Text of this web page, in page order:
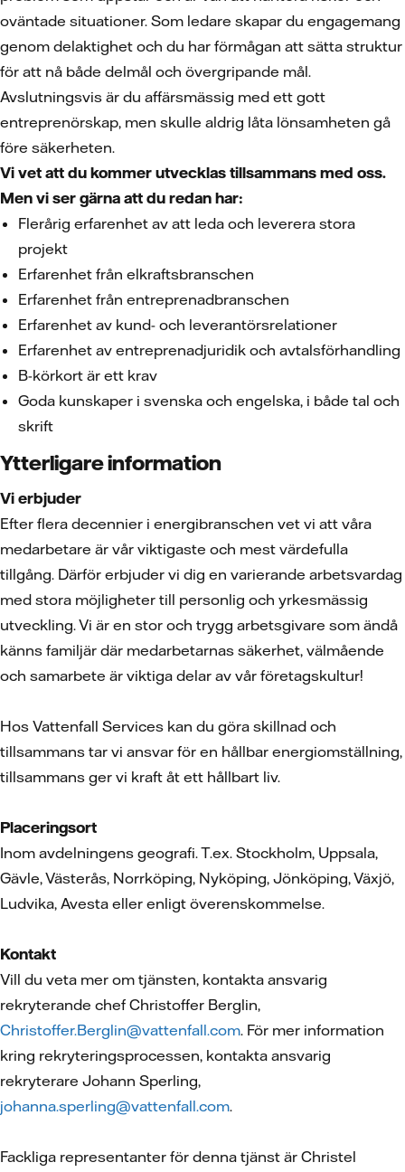
oväntade situationer. Som ledare skapar du engagemang
genom delaktighet och du har förmågan att sätta struktur
för att nå både delmål och övergripande mål.
Avslutningsvis är du affärsmässig med ett gott
entreprenörskap, men skulle aldrig låta lönsamheten gå
före säkerheten.
Vi vet att du kommer utvecklas tillsammans med oss.
Men vi ser gärna att du redan har:
Flerårig erfarenhet av att leda och leverera stora
projekt
Erfarenhet från elkraftsbranschen
Erfarenhet från entreprenadbranschen
Erfarenhet av kund- och leverantörsrelationer
Erfarenhet av entreprenadjuridik och avtalsförhandling
B-körkort är ett krav
Goda kunskaper i svenska och engelska, i både tal och
skrift
Ytterligare information
Vi erbjuder
Efter flera decennier i energibranschen vet vi att våra
medarbetare är vår viktigaste och mest värdefulla
tillgång. Därför erbjuder vi dig en varierande arbetsvardag
med stora möjligheter till personlig och yrkesmässig
utveckling. Vi är en stor och trygg arbetsgivare som ändå
känns familjär där medarbetarnas säkerhet, välmående
och samarbete är viktiga delar av vår företagskultur!
Hos Vattenfall Services kan du göra skillnad och
tillsammans tar vi ansvar för en hållbar energiomställning,
tillsammans ger vi kraft åt ett hållbart liv.
Placeringsort
Inom avdelningens geografi. T.ex. Stockholm, Uppsala,
Gävle, Västerås, Norrköping, Nyköping, Jönköping, Växjö,
Ludvika, Avesta eller enligt överenskommelse.
Kontakt
Vill du veta mer om tjänsten, kontakta ansvarig
rekryterande chef Christoffer Berglin,
Christoffer.Berglin@vattenfall.com. För mer information
kring rekryteringsprocessen, kontakta ansvarig
rekryterare Johann Sperling,
johanna.sperling@vattenfall.com.
Fackliga representanter för denna tjänst är Christel